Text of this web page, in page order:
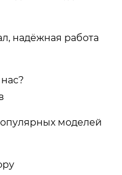
надёжная работа
моделей